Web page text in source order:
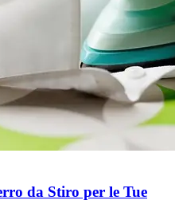
da Stiro per le Tue